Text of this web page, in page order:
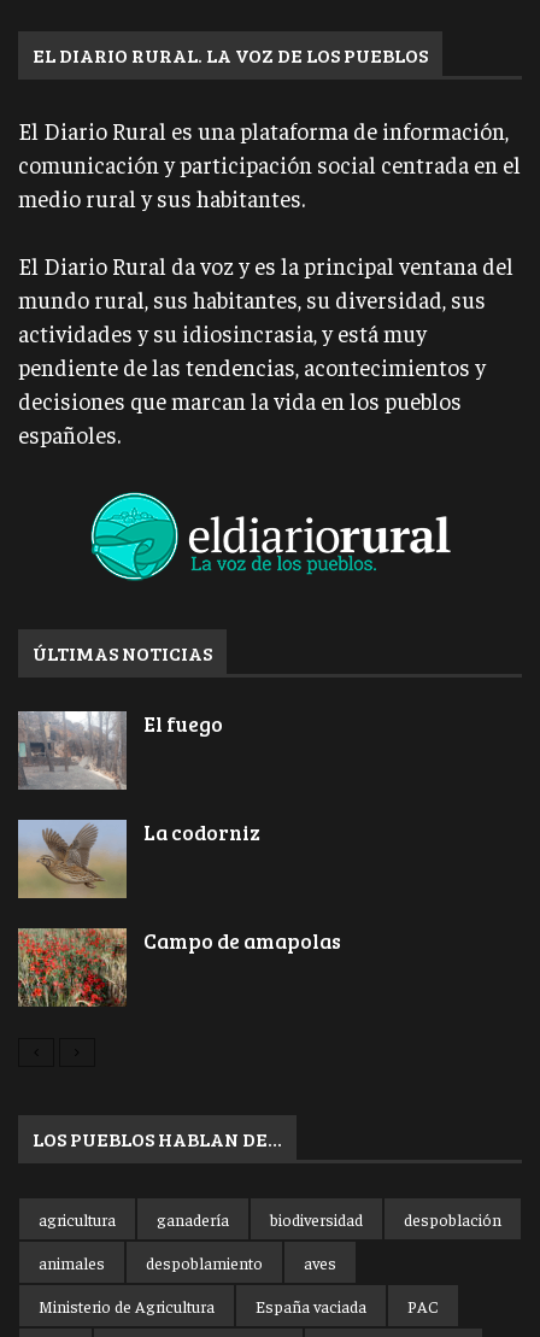
EL DIARIO RURAL. LA VOZ DE LOS PUEBLOS
El Diario Rural es una plataforma de información,
comunicación y participación social centrada en el
medio rural y sus habitantes.
El Diario Rural da voz y es la principal ventana del
mundo rural, sus habitantes, su diversidad, sus
actividades y su idiosincrasia, y está muy
pendiente de las tendencias, acontecimientos y
decisiones que marcan la vida en los pueblos
españoles.
ÚLTIMAS NOTICIAS
El fuego
La codorniz
Campo de amapolas
LOS PUEBLOS HABLAN DE…
agricultura ganadería biodiversidad
despoblación
animales
despoblamiento
aves
Ministerio de Agricultura
España vaciada PAC